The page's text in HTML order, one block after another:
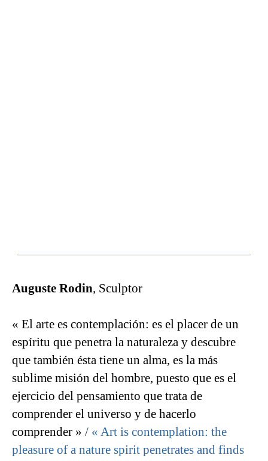
Auguste Rodin, Sculptor
« El arte es contemplación: es el placer de un
espíritu que penetra la naturaleza y descubre
que también ésta tiene un alma, es la más
sublime misión del hombre, puesto que es el
ejercicio del pensamiento que trata de
comprender el universo y de hacerlo
comprender » / « Art is contemplation: the
pleasure of a nature spirit penetrates and finds